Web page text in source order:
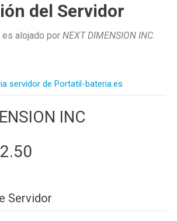
del Servidor
alojado por NEXT DIMENSION INC.
servidor de Portatil-bateria.es
INC
Servidor